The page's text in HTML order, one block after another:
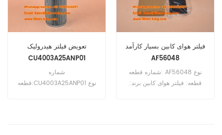
تعویض فیلتر هیدرولیک
CU4003A25ANP01
شماره
قطعه:CU4003A25ANP01 نوع
فیلتر هوای کابین بسیار کارآمد
AF56048
شماره قطعه: AF56048 نوع
قطعه: فیلتر هوای کابین برند: